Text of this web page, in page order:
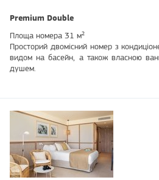
Premium Double
Площа номера 31 м²
Просторий двомісний номер з
видом на басейн, а також власною
душем.